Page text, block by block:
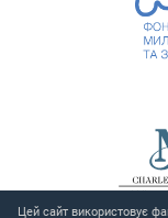
Цей сайт використовує